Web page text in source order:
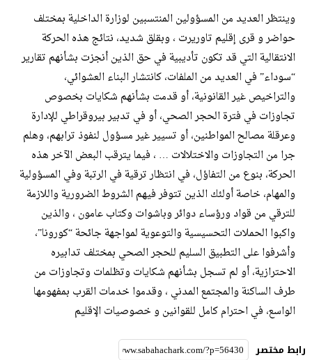
وينتظر العديد من المسؤولين المنتسبين لوزارة الداخلية بمختلف
حواضر و قرى إقليم تاوريرت ، وبقلق شديد، نتائج هذه الحركة
الانتقالية التي قد تكون تأديبية في حق الذين أنجزت بشأنهم تقارير
“سوداء” في العديد من الملفات، كانتشار البناء العشوائي،
والتراخيص غير القانونية، أو قدمت بشأنهم شكايات بخصوص
تجاوزات في فترة الحجر الصحي، أو في تدبير بيروقراطي للإدارة
وعرقلة مصالح المواطنين، أو تسيير غير مسؤول لنفوذ ترابهم، وهلم
جرا من التجاوزات والاختلالات … ، فيما يترقب البعض الآخر هذه
الحركة، بنوع من التفاؤل، في انتظار ترقية في الرتبة وفي المسؤولية
والمهام، خاصة أولئك الذين تتوفر فيهم الشروط الضرورية واللازمة
للترقي من قواد ورؤساء دوائر وباشوات وكتاب عامون ، والذين
واكبوا الحملات التحسيسية والتوعوية لمواجهة جائحة “كورونا”،
وأشرفوا على التطبيق السليم للحجر الصحي بمختلف تدابيره
الاحترازية، أو لم تسجل بشأنهم شكايات وتظلمات وتجاوزات من
طرف الساكنة والمجتمع المدني ، وقدموا خدمات القرب بمفهومها
الواسع، في احترام كامل للقوانين و خصوصيات الإقليم
رابط مختصر